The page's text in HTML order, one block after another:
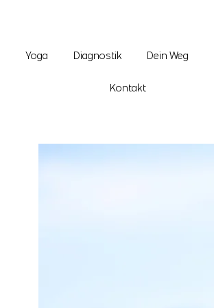
Yoga Diagnostik Dein Weg
Kontakt